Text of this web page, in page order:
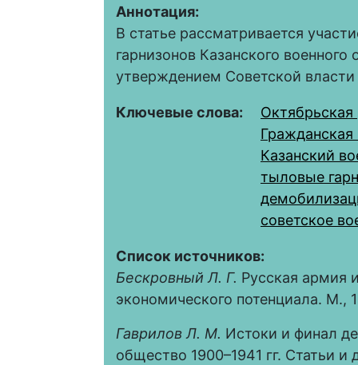
Аннотация:
В статье рассматривается
гарнизонов Казанского
утверждением Советской
Ключевые слова:
Казанский
тыловые
советское
Список источников:
Бескровный Л. Г. Русская армия
экономического потенциала. М.,
Гаврилов Л. М. Истоки и финал
общество 1900–1941 гг. Статьи